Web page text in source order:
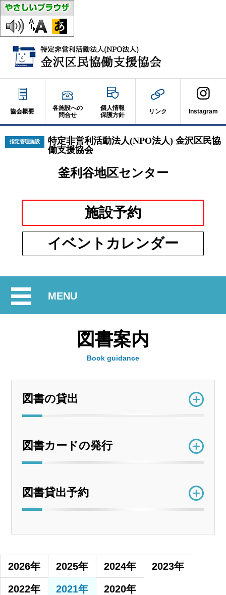
協会概要
各施設への
問合せ
個人情報
保護方針
リンク Instagram
特定非営利活動法人(NPO法人) 金沢区民協
働支援協会
指定管理施設
釜利谷地区センター
施設予約別
ウ
ィ
ン
開
イベント カレンダー別
ウ
ウ
MENU開
閉
図書案内
Book guidance
図書の貸出
図書カードの発行
図書貸出予約
2026年 2025年 2024年 2023年
2022年 2021年 2020年